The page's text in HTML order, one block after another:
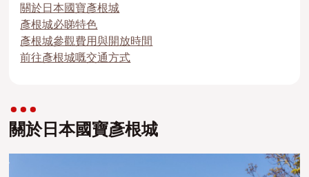
關於日本國寶彥根城
彥根城必睇特色
彥根城參觀費用與開放時間
前往彥根城嘅交通方式
關於日本國寶彥根城